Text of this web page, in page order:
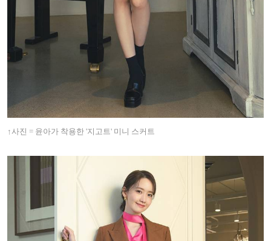
↑ 사진 = 윤아가 착용한 '지고트' 미니 스커트